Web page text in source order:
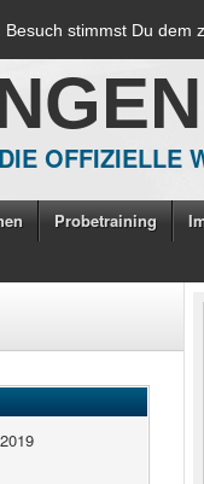
stimmst Du dem
OFFIZIELLE
Probetraining